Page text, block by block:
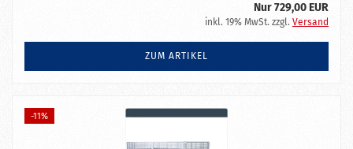
Nur 729,00 EUR
inkl. 19% MwSt. zzgl. Versand
ZUM ARTIKEL
-11%